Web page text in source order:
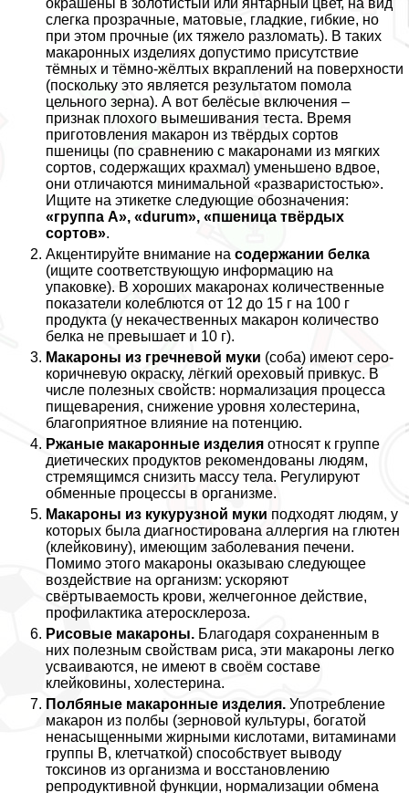
слегка прозрачные, матовые, гладкие, гибкие, но
при этом прочные (их тяжело разломать). В таких
макаронных изделиях допустимо присутствие
тёмных и тёмно-жёлтых вкраплений на поверхности
(поскольку это является результатом помола
цельного зерна). А вот белёсые включения –
признак плохого вымешивания теста. Время
приготовления макарон из твёрдых сортов
пшеницы (по сравнению с макаронами из мягких
сортов, содержащих крахмал) уменьшено вдвое,
они отличаются минимальной «разваристостью».
Ищите на этикетке следующие обозначения:
«группа А», «durum», «пшеница твёрдых
сортов».
Акцентируйте внимание на содержании белка
(ищите соответствующую информацию на
упаковке). В хороших макаронах количественные
показатели колeблются от 12 до 15 г на 100 г
продукта (у некачественных макарон количество
белка не превышает и 10 г).
Макароны из гречневой муки (соба) имеют серо-
коричневую окраску, лёгкий ореховый привкус. В
числе полезных свойств: нормализация процесса
пищеварения, снижение уровня холестерина,
благоприятное влияние на потенцию.
Ржаные макаронные изделия относят к группе
диетических продуктов рекомендованы людям,
стремящимся снизить массу тела. Регулируют
обменные процессы в организме.
Макароны из кукурузной муки подходят людям, у
которых была диагностирована аллергия на глютен
(клейковину), имеющим заболевания печени.
Помимо этого макароны оказываю следующее
воздействие на организм: ускоряют
свёртываемость крови, желчегонное действие,
профилактика атеросклероза.
Рисовые макароны. Благодаря сохраненным в
них полезным свойствам риса, эти макароны легко
усваиваются, не имеют в своём составе
клейковины, холестерина.
Полбяные макаронные изделия. Употрeбление
макарон из полбы (зерновой культуры, богатой
ненасыщенными жирными кислотами, витаминами
группы В, клетчаткой) способствует выводу
токсинов из организма и восстановлению
репродуктивной функции, нормализации обмена